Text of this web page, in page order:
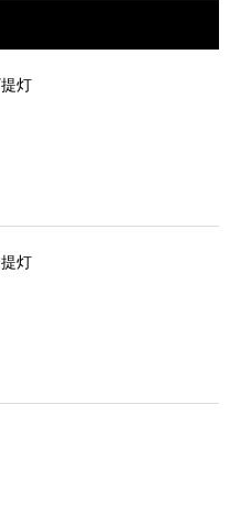
灯
灯